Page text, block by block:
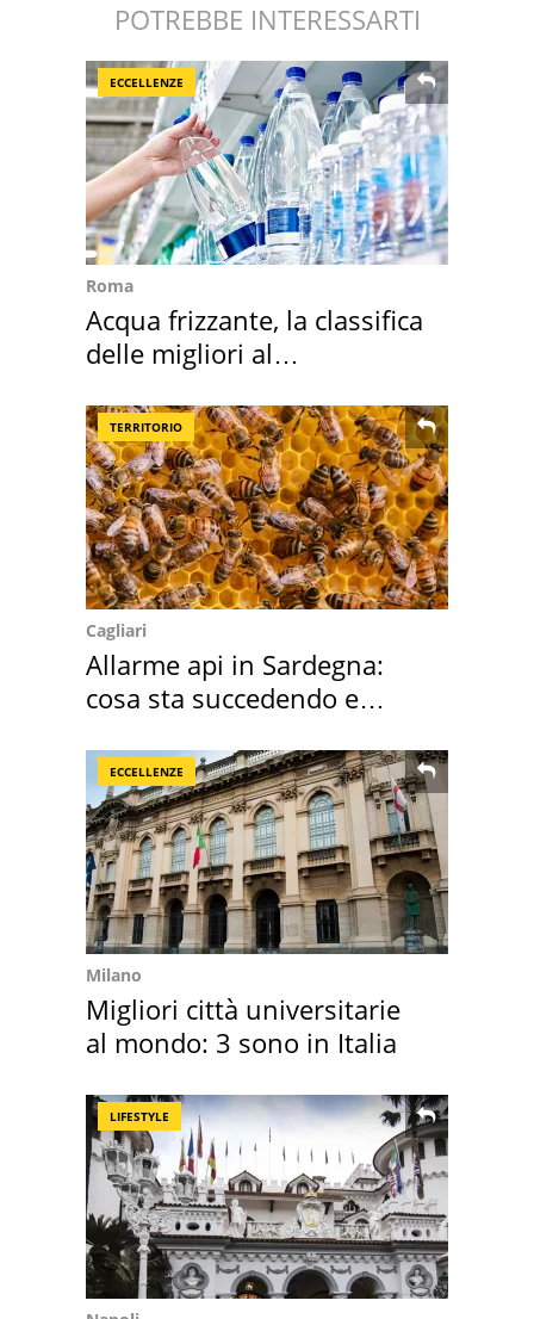
POTREBBE INTERESSARTI
ECCELLENZE
Roma
Acqua frizzante, la classifica
delle migliori al
TERRITORIO
Cagliari
Allarme api in Sardegna:
cosa sta succedendo e
ECCELLENZE
Milano
Migliori città universitarie
al mondo: 3 sono in Italia
LIFESTYLE